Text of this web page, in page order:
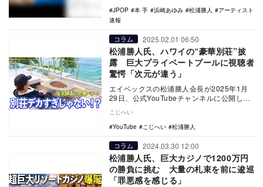
JPOP
本 手 浜崎あゆみ 松浦勝人
アーティスト
速報
コラム 2025.02.01 06:50
松浦勝人氏、ハワイの“豪華別荘”披
露 巨大プライベートプールに視聴者
驚愕「次元が違う」
エイベックスの松浦勝人会長が2025年1月
29日、公式YouTubeチャンネルに公開した
た…
こじへい
YouTube
こじへい 松浦勝人
コラム 2024.03.30 12:00
松浦勝人氏、巨大カジノで1200万円
の勝負に挑む 大量の札束を前に逡巡
「罪悪感を感じる」